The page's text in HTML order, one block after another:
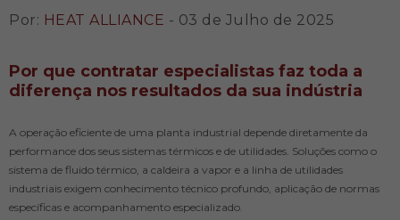
Por: HEAT ALLIANCE - 03 de Julho de 2025
Por que contratar especialistas faz toda a
diferença nos resultados da sua indústria
A operação eficiente de uma planta industrial depende diretamente da
performance dos seus sistemas térmicos e de utilidades. Soluções como o
sistema de fluido térmico, a caldeira a vapor e a linha de utilidades
industriais exigem conhecimento técnico profundo, aplicação de normas
específicas e acompanhamento especializado.